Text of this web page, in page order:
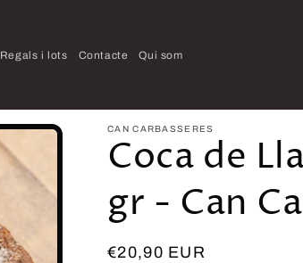
Regals i lots Contacte Qui som
CAN CARBASSERES
Coca de
gr - Can
€20,90 EUR